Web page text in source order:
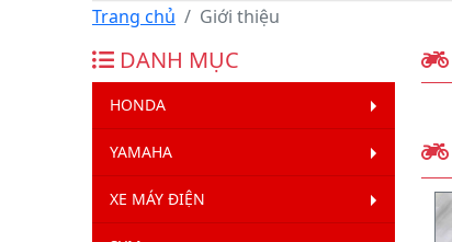
Trang chủ
Giới thiệu
DANH MỤC
HONDA
YAMAHA
XE MÁY ĐIỆN